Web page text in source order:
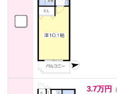
3.7万円